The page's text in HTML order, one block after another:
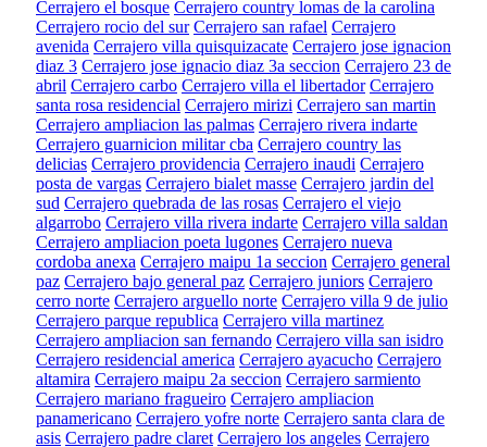
Cerrajero el bosque Cerrajero country lomas de la carolina
Cerrajero rocio del sur Cerrajero san rafael Cerrajero
avenida Cerrajero villa quisquizacate Cerrajero jose ignacion
diaz 3 Cerrajero jose ignacio diaz 3a seccion Cerrajero 23 de
abril Cerrajero carbo Cerrajero villa el libertador Cerrajero
santa rosa residencial Cerrajero mirizi Cerrajero san martin
Cerrajero ampliacion las palmas Cerrajero rivera indarte
Cerrajero guarnicion militar cba Cerrajero country las
delicias Cerrajero providencia Cerrajero inaudi Cerrajero
posta de vargas Cerrajero bialet masse Cerrajero jardin del
sud Cerrajero quebrada de las rosas Cerrajero el viejo
algarrobo Cerrajero villa rivera indarte Cerrajero villa saldan
Cerrajero ampliacion poeta lugones Cerrajero nueva
cordoba anexa Cerrajero maipu 1a seccion Cerrajero general
paz Cerrajero bajo general paz Cerrajero juniors Cerrajero
cerro norte Cerrajero arguello norte Cerrajero villa 9 de julio
Cerrajero parque republica Cerrajero villa martinez
Cerrajero ampliacion san fernando Cerrajero villa san isidro
Cerrajero residencial america Cerrajero ayacucho Cerrajero
altamira Cerrajero maipu 2a seccion Cerrajero sarmiento
Cerrajero mariano fragueiro Cerrajero ampliacion
panamericano Cerrajero yofre norte Cerrajero santa clara de
asis Cerrajero padre claret Cerrajero los angeles Cerrajero